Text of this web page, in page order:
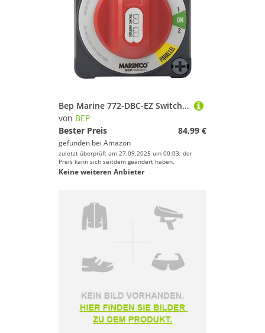
Bep Marine 772-DBC-EZ Switches und Stecker, Nautica, Rot/Schwarz, Einheitsgröße
von BEP
Bester Preis
84,99 €
gefunden bei Amazon
zuletzt überprüft am 27.09.2025 um 00:03; der
Preis kann sich seitdem geändert haben.
Keine weiteren Anbieter